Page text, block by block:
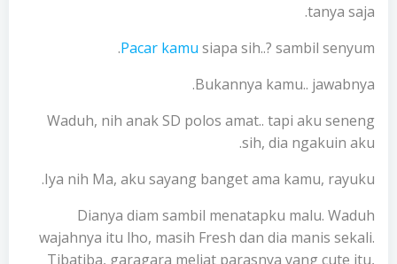
tanya saja.
Pacar kamu siapa sih..? sambil senyum.
Bukannya kamu.. jawabnya.
Waduh, nih anak SD polos amat.. tapi aku seneng
sih, dia ngakuin aku.
Iya nih Ma, aku sayang banget ama kamu, rayuku.
Dianya diam sambil menatapku malu. Waduh
wajahnya itu lho, masih Fresh dan dia manis sekali.
Tibatiba, garagara meliat parasnya yang cute itu,